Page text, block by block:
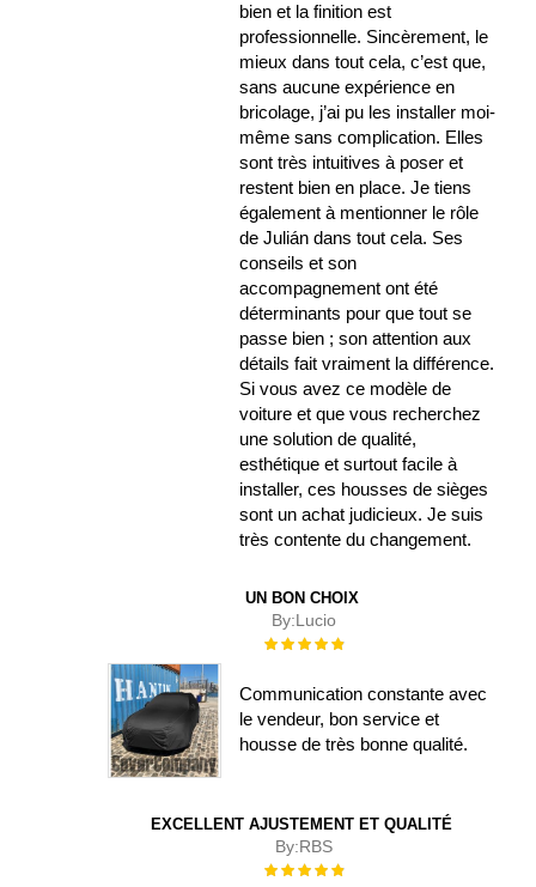
bien et la finition est
professionnelle. Sincèrement, le
mieux dans tout cela, c’est que,
sans aucune expérience en
bricolage, j’ai pu les installer moi-
même sans complication. Elles
sont très intuitives à poser et
restent bien en place. Je tiens
également à mentionner le rôle
de Julián dans tout cela. Ses
conseils et son
accompagnement ont été
déterminants pour que tout se
passe bien ; son attention aux
détails fait vraiment la différence.
Si vous avez ce modèle de
voiture et que vous recherchez
une solution de qualité,
esthétique et surtout facile à
installer, ces housses de sièges
sont un achat judicieux. Je suis
très contente du changement.
UN BON CHOIX
By:Lucio
Évaluation :
Communication constante avec
le vendeur, bon service et
housse de très bonne qualité.
EXCELLENT AJUSTEMENT ET QUALITÉ
By:RBS
Évaluation :